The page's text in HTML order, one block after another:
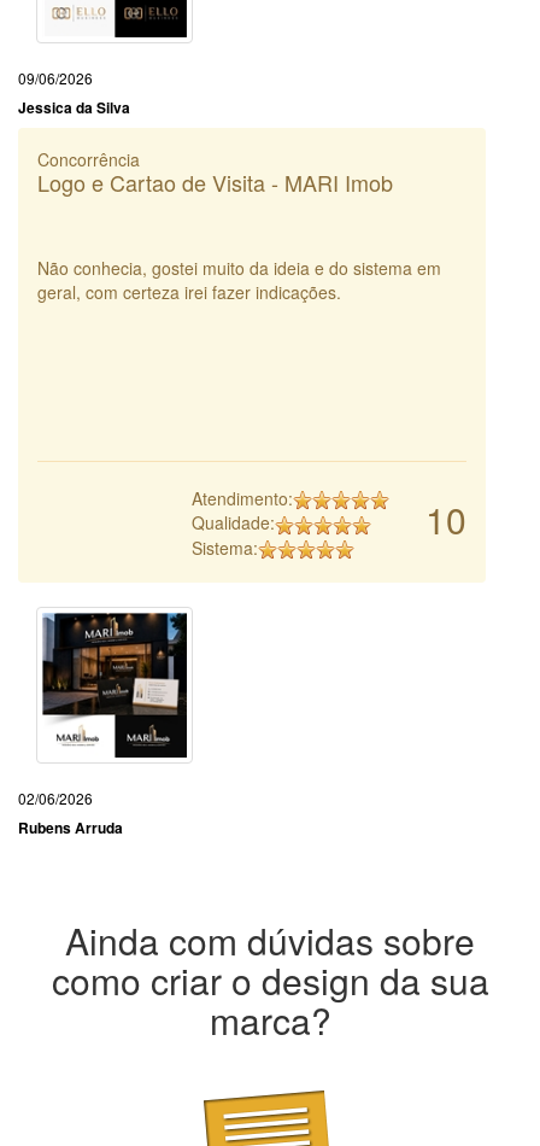
09/06/2026
Jessica da Silva
Concorrência
Logo e Cartao de Visita - MARI Imob
Não conhecia, gostei muito da ideia e do sistema em
geral, com certeza irei fazer indicações.
10
Atendimento:
Qualidade:
Sistema:
02/06/2026
Rubens Arruda
Ainda com dúvidas sobre
como criar o design da sua
marca?